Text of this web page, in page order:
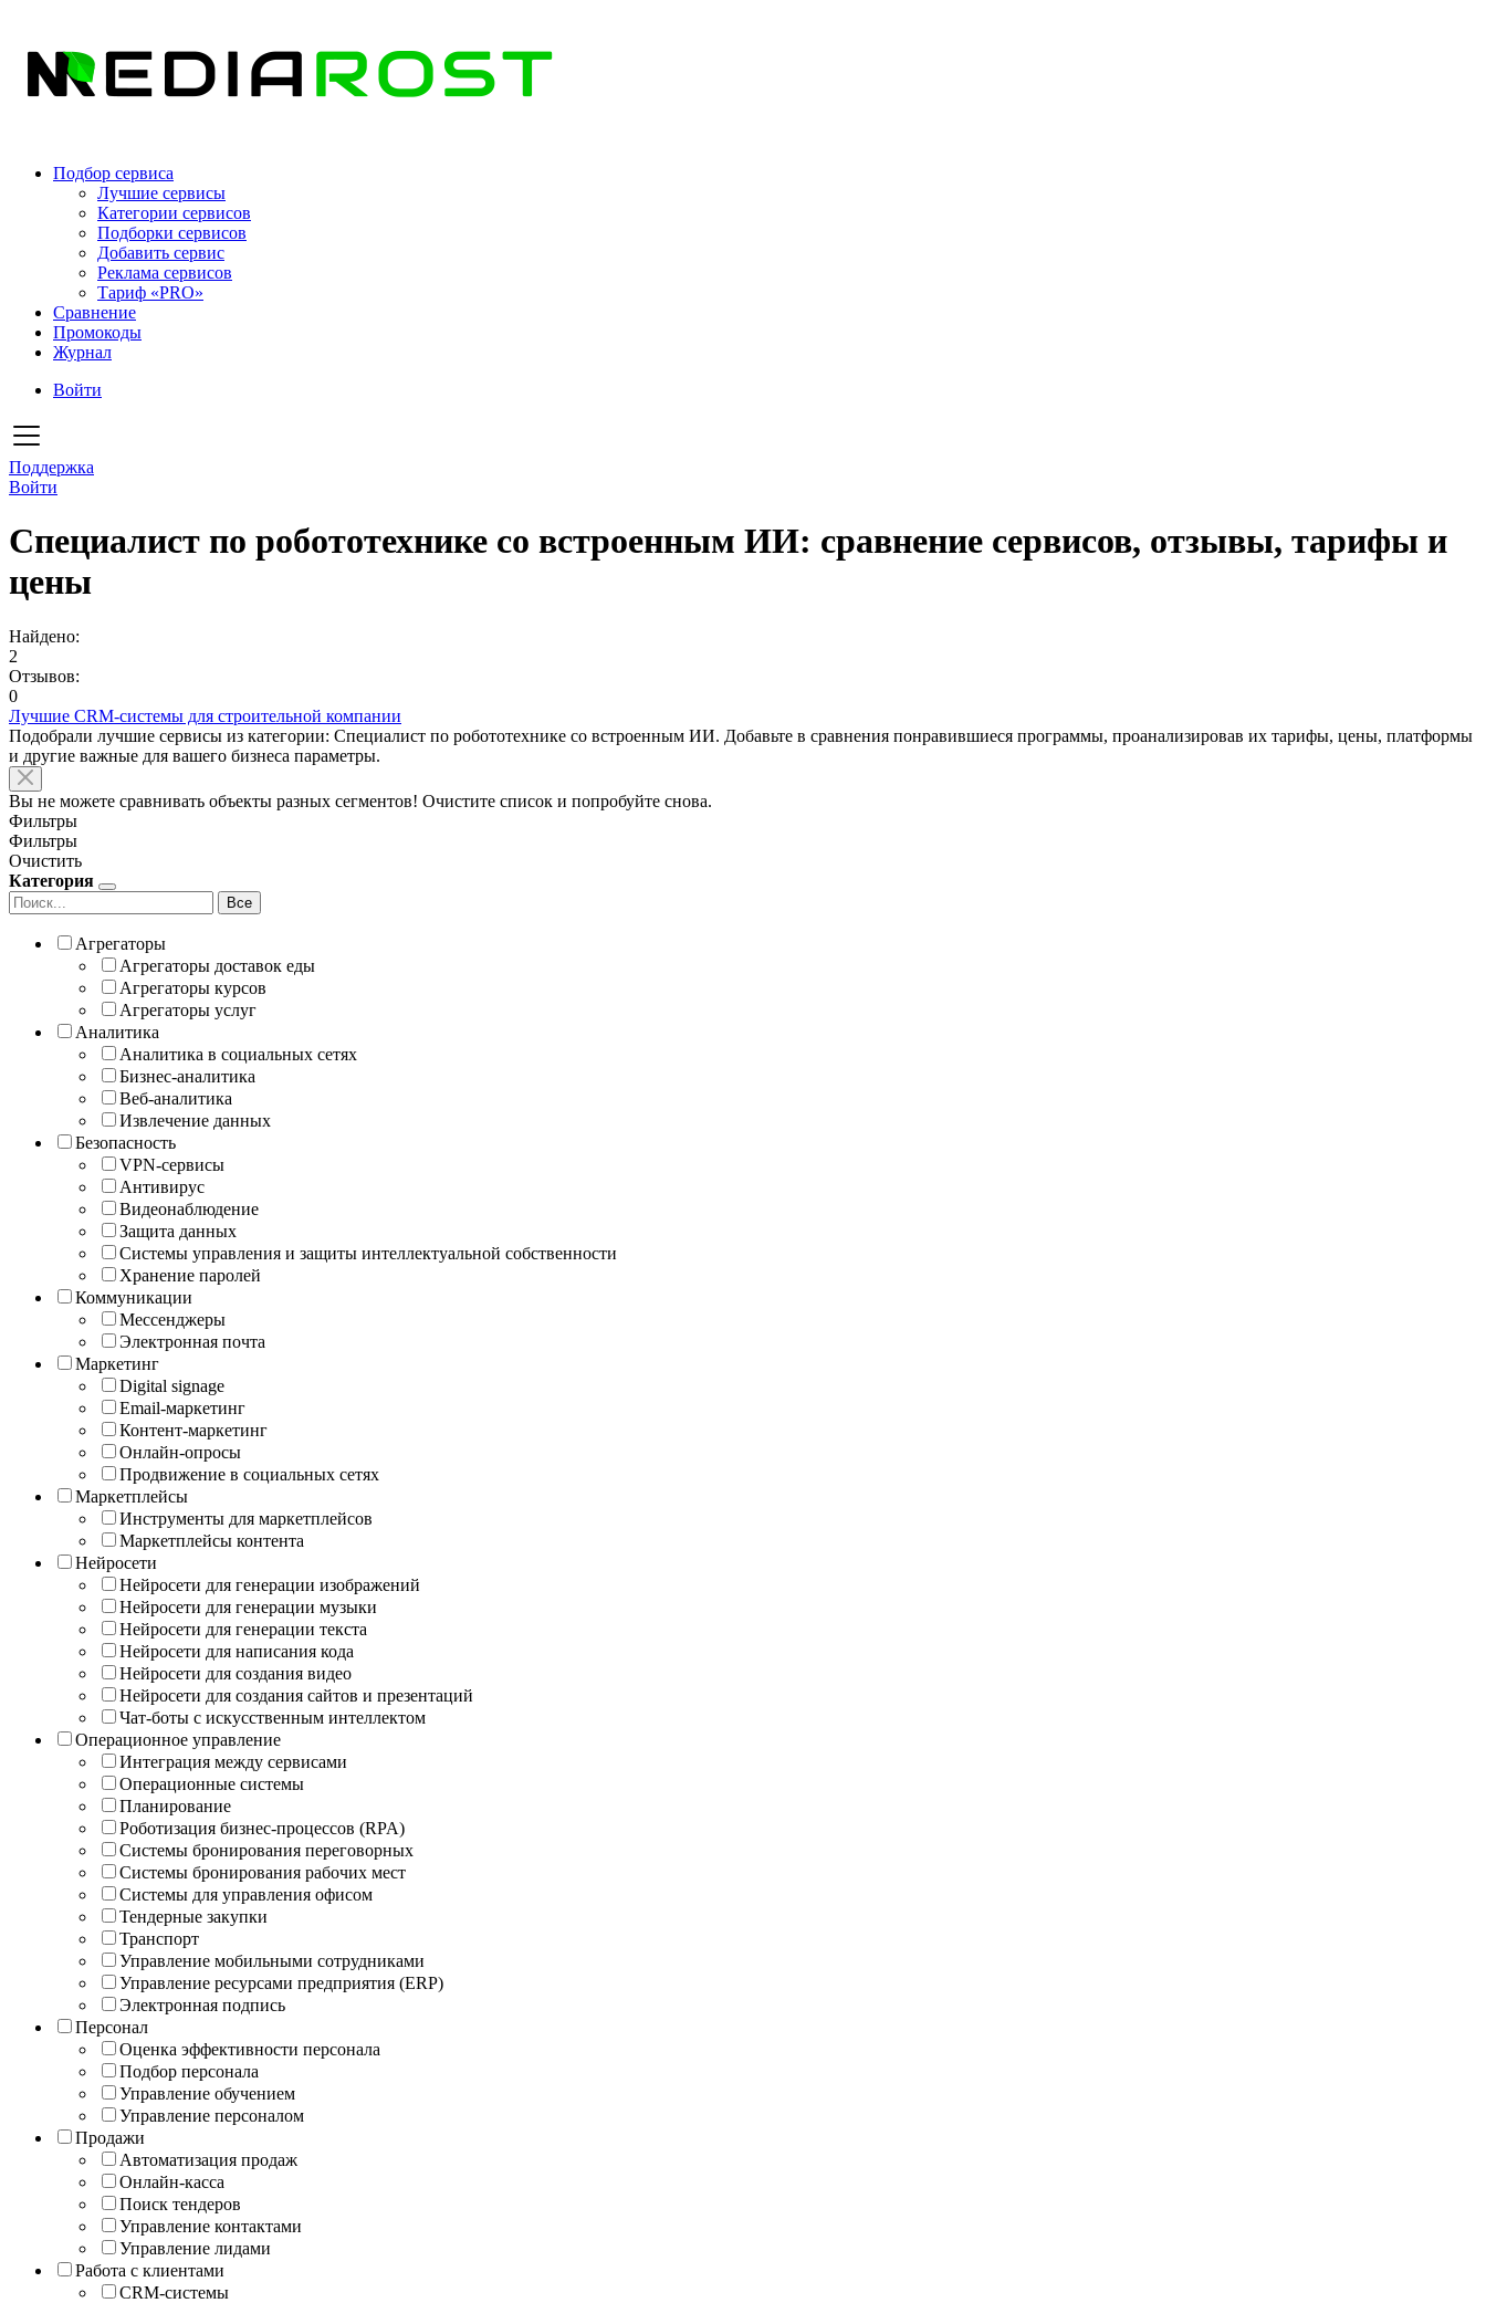
Подбор сервиса
Лучшие сервисы
Категории сервисов
Подборки сервисов
Добавить сервис
Реклама сервисов
Тариф «PRO»
Сравнение
Промокоды
Журнал
Войти
Поддержка
Войти
Специалист по робототехнике со встроенным ИИ: сравнение сервисов, отзывы, тарифы и
цены
Найдено:
2
Отзывов:
0
Лучшие CRM-системы для строительной компании
Подобрали лучшие сервисы из категории: Специалист по робототехнике со встроенным ИИ. Добавьте в сравнения понравившиеся программы, проанализировав их тарифы, цены, платформы
и другие важные для вашего бизнеса параметры.
Вы не можете сравнивать объекты разных сегментов! Очистите список и попробуйте снова.
Фильтры
Фильтры
Очистить
Категория
Все
Агрегаторы
Агрегаторы доставок еды
Агрегаторы курсов
Агрегаторы услуг
Аналитика
Аналитика в социальных сетях
Бизнес-аналитика
Веб-аналитика
Извлечение данных
Безопасность
VPN-сервисы
Антивирус
Видеонаблюдение
Защита данных
Системы управления и защиты интеллектуальной собственности
Хранение паролей
Коммуникации
Мессенджеры
Электронная почта
Маркетинг
Digital signage
Email-маркетинг
Контент-маркетинг
Онлайн-опросы
Продвижение в социальных сетях
Маркетплейсы
Инструменты для маркетплейсов
Маркетплейсы контента
Нейросети
Нейросети для генерации изображений
Нейросети для генерации музыки
Нейросети для генерации текста
Нейросети для написания кода
Нейросети для создания видео
Нейросети для создания сайтов и презентаций
Чат-боты с искусственным интеллектом
Операционное управление
Интеграция между сервисами
Операционные системы
Планирование
Роботизация бизнес-процессов (RPA)
Системы бронирования переговорных
Системы бронирования рабочих мест
Системы для управления офисом
Тендерные закупки
Транспорт
Управление мобильными сотрудниками
Управление ресурсами предприятия (ERP)
Электронная подпись
Персонал
Оценка эффективности персонала
Подбор персонала
Управление обучением
Управление персоналом
Продажи
Автоматизация продаж
Онлайн-касса
Поиск тендеров
Управление контактами
Управление лидами
Работа с клиентами
CRM-системы